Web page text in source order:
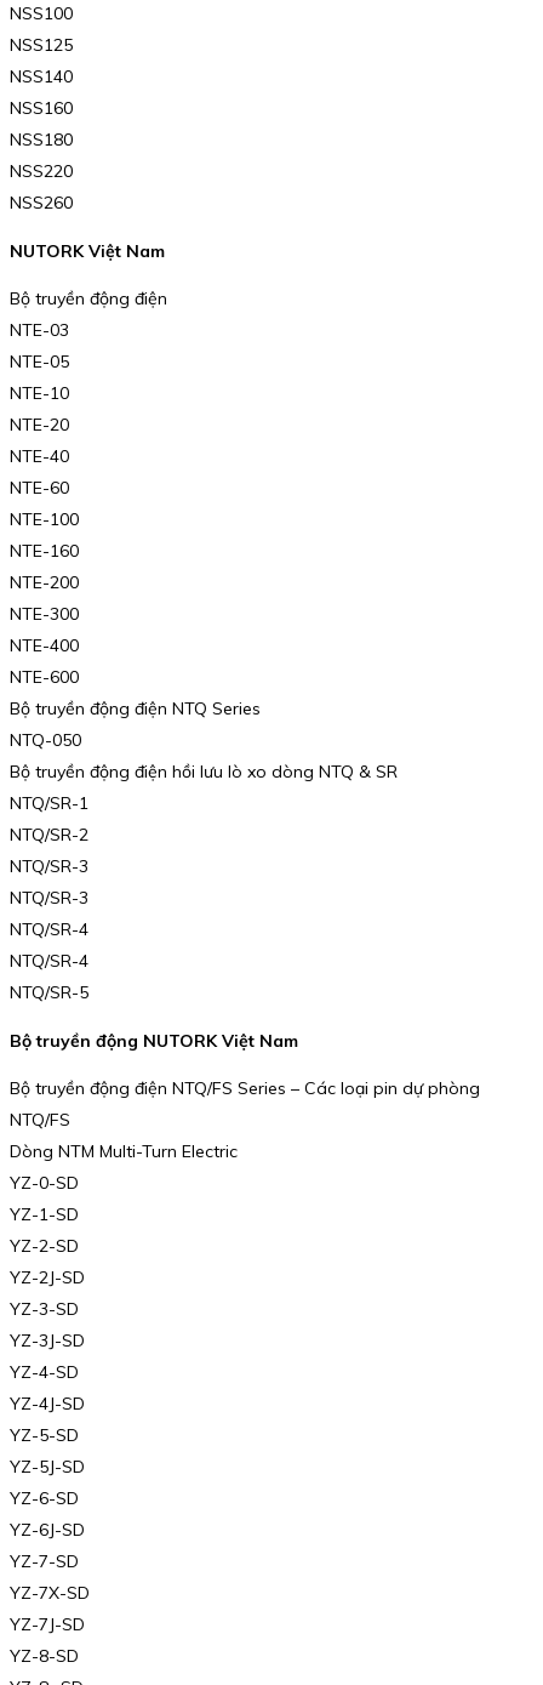
NSS100
NSS125
NSS140
NSS160
NSS180
NSS220
NSS260
NUTORK Việt Nam
Bộ truyền động điện
NTE-03
NTE-05
NTE-10
NTE-20
NTE-40
NTE-60
NTE-100
NTE-160
NTE-200
NTE-300
NTE-400
NTE-600
Bộ truyền động điện NTQ Series
NTQ-050
Bộ truyền động điện hồi lưu lò xo dòng NTQ & SR
NTQ/SR-1
NTQ/SR-2
NTQ/SR-3
NTQ/SR-3
NTQ/SR-4
NTQ/SR-4
NTQ/SR-5
Bộ truyền động NUTORK Việt Nam
Bộ truyền động điện NTQ/FS Series – Các loại pin dự phòng
NTQ/FS
Dòng NTM Multi-Turn Electric
YZ-0-SD
YZ-1-SD
YZ-2-SD
YZ-2J-SD
YZ-3-SD
YZ-3J-SD
YZ-4-SD
YZ-4J-SD
YZ-5-SD
YZ-5J-SD
YZ-6-SD
YZ-6J-SD
YZ-7-SD
YZ-7X-SD
YZ-7J-SD
YZ-8-SD